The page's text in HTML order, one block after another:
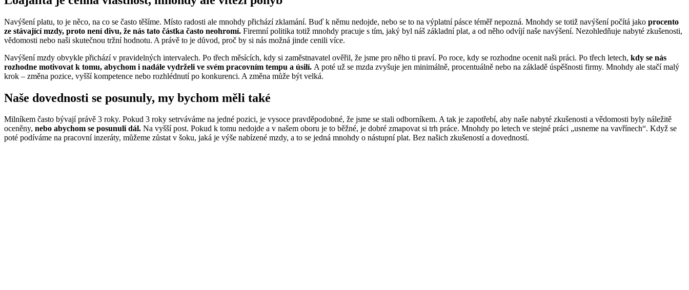
Navýšení platu, to je něco, na co se často těšíme. Místo radosti ale mnohdy přichází zklamání. Buď k němu nedojde, nebo se to na výplatní pásce téměř nepozná. Mnohdy se totiž navýšení počítá jako procento
ze stávající mzdy, proto není divu, že nás tato částka často neohromí. Firemní politika totiž mnohdy pracuje s tím, jaký byl náš základní plat, a od něho odvíjí naše navýšení. Nezohledňuje nabyté zkušenosti,
vědomosti nebo naši skutečnou tržní hodnotu. A právě to je důvod, proč by si nás možná jinde cenili více.
Navýšení mzdy obvykle přichází v pravidelných intervalech. Po třech měsících, kdy si zaměstnavatel ověřil, že jsme pro něho ti praví. Po roce, kdy se rozhodne ocenit naši práci. Po třech letech, kdy se nás
rozhodne motivovat k tomu, abychom i nadále vydrželi ve svém pracovním tempu a úsilí. A poté už se mzda zvyšuje jen minimálně, procentuálně nebo na základě úspěšnosti firmy. Mnohdy ale stačí malý
krok – změna pozice, vyšší kompetence nebo rozhlédnutí po konkurenci. A změna může být velká.
Naše dovednosti se posunuly, my bychom měli také
Milníkem často bývají právě 3 roky. Pokud 3 roky setrváváme na jedné pozici, je vysoce pravděpodobné, že jsme se stali odborníkem. A tak je zapotřebí, aby naše nabyté zkušenosti a vědomosti byly náležitě
oceněny, nebo abychom se posunuli dál. Na vyšší post. Pokud k tomu nedojde a v našem oboru je to běžné, je dobré zmapovat si trh práce. Mnohdy po letech ve stejné práci „usneme na vavřínech“. Když se
poté podíváme na pracovní inzeráty, můžeme zůstat v šoku, jaká je výše nabízené mzdy, a to se jedná mnohdy o nástupní plat. Bez našich zkušeností a dovedností.